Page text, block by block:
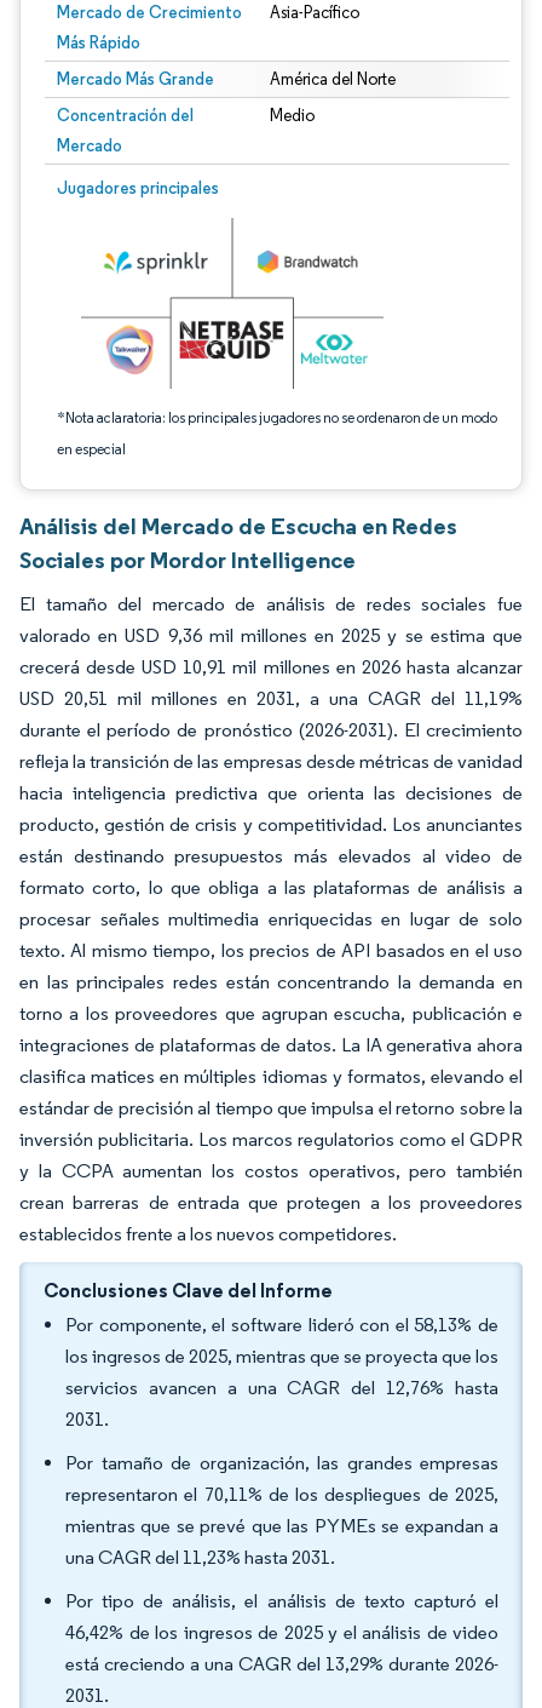
Mercado de Crecimiento
Más Rápido
Asia-Pacífico
Mercado Más Grande América del Norte
Concentración del
Mercado
Medio
Jugadores principales
*Nota aclaratoria: los principales jugadores no se ordenaron de un modo
en especial
Imagen © Mordor Intelligence. El uso requiere atribución según CC BY 4.0.
Análisis del Mercado de Escucha en Redes
Sociales por Mordor Intelligence
El tamaño del mercado de análisis de redes sociales fue
valorado en USD 9,36 mil millones en 2025 y se estima que
crecerá desde USD 10,91 mil millones en 2026 hasta alcanzar
USD 20,51 mil millones en 2031, a una CAGR del 11,19%
durante el período de pronóstico (2026-2031). El crecimiento
refleja la transición de las empresas desde métricas de vanidad
hacia inteligencia predictiva que orienta las decisiones de
producto, gestión de crisis y competitividad. Los anunciantes
están destinando presupuestos más elevados al video de
formato corto, lo que obliga a las plataformas de análisis a
procesar señales multimedia enriquecidas en lugar de solo
texto. Al mismo tiempo, los precios de API basados en el uso
en las principales redes están concentrando la demanda en
torno a los proveedores que agrupan escucha, publicación e
integraciones de plataformas de datos. La IA generativa ahora
clasifica matices en múltiples idiomas y formatos, elevando el
estándar de precisión al tiempo que impulsa el retorno sobre la
inversión publicitaria. Los marcos regulatorios como el GDPR
y la CCPA aumentan los costos operativos, pero también
crean barreras de entrada que protegen a los proveedores
establecidos frente a los nuevos competidores.
Conclusiones Clave del Informe
Por componente, el software lideró con el 58,13% de
los ingresos de 2025, mientras que se proyecta que los
servicios avancen a una CAGR del 12,76% hasta
2031.
Por tamaño de organización, las grandes empresas
representaron el 70,11% de los despliegues de 2025,
mientras que se prevé que las PYMEs se expandan a
una CAGR del 11,23% hasta 2031.
Por tipo de análisis, el análisis de texto capturó el
46,42% de los ingresos de 2025 y el análisis de video
está creciendo a una CAGR del 13,29% durante 2026-
2031.